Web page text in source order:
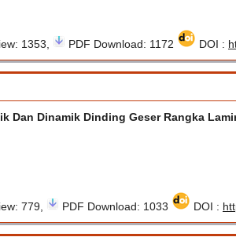
1353, PDF Download: 1172 DOI :
Dan Dinamik Dinding Geser Rangka
779, PDF Download: 1033 DOI :